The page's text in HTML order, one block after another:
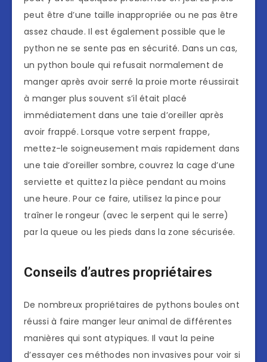
peut être d’une taille inappropriée ou ne pas être
assez chaude. Il est également possible que le
python ne se sente pas en sécurité. Dans un cas,
un python boule qui refusait normalement de
manger après avoir serré la proie morte réussirait
à manger plus souvent s’il était placé
immédiatement dans une taie d’oreiller après
avoir frappé. Lorsque votre serpent frappe,
mettez-le soigneusement mais rapidement dans
une taie d’oreiller sombre, couvrez la cage d’une
serviette et quittez la pièce pendant au moins
une heure. Pour ce faire, utilisez la pince pour
traîner le rongeur (avec le serpent qui le serre)
par la queue ou les pieds dans la zone sécurisée.
Conseils d’autres propriétaires
De nombreux propriétaires de pythons boules ont
réussi à faire manger leur animal de différentes
manières qui sont atypiques. Il vaut la peine
d’essayer ces méthodes non invasives pour voir si